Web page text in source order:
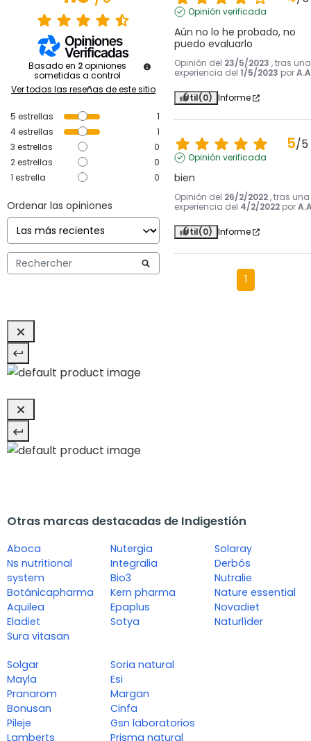
Basado en 2 opiniones
sometidas a control
Ver todas las reseñas de este sitio
5 estrellas
1
4estrellas
1
3 estrellas
0
2estrellas
0
1 estrella 0
Ordenar las opiniones
Opinión verificada
Aún no lo he probado, no
puedo evaluarlo
Opinión del 23/5/2023 , tras una
experiencia del 1/5/2023 por
Útil(0) Informe
5/5
Opinión verificada
bien
Opinión del 26/2/2022 , tras una
experiencia del 4/2/2022 por
Útil(0) Informe
1
Otras marcas destacadas de Indigestión
Aboca
Ns nutritional
system
Botánicapharma
Aquilea
Eladiet
Sura vitasan
Nutergia
Integralia
Bio3
Kern pharma
Epaplus
Sotya
Solaray
Derbós
Nutralie
Nature essential
Novadiet
Naturlíder
Solgar
Mayla
Pranarom
Bonusan
Pileje
Lamberts
Soria natural
Esi
Margan
Cinfa
Gsn laboratorios
Prisma natural